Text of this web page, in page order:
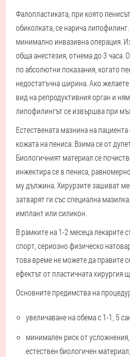
Фалопластиката, при която
обиколката, се нарича
минимално инвазивна операция.
обща анестезия, отнема до 3 часа.
по абсолютни показания, когато
недостатъчна ширина. Ако
вид на репродуктивния орган и
липофилингът се извършва при
Естествената мазнина на
кожата на пениса. Взима се от
Биологичният материал се
инжектира се в пениса,
му дължина. Хирурзите зашиват
затварят ги със специална
имплант или силикон.
В рамките на 1-2 месеца лекарите
спорт, сериозно физическо
това време не можете да правите
ефектът от пластичната хирургия
Основните предимства на
увеличаване на обема с 1-1, 5
минимален риск от
естествен биологичен материал;